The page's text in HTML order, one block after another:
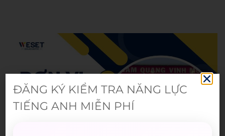
ĐĂNG KÝ KIỂM TRA NĂNG LỰC
TIẾNG ANH MIỄN PHÍ